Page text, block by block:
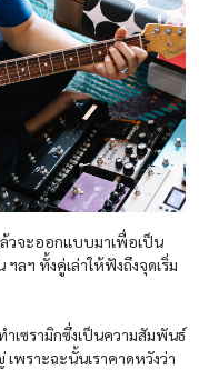
วจะออกแบบมาเพื่อเป็น
ลฯ ทั้งคู่เล่าให้ฟังถึงจุดเริ่ม
ำเซรามิกซึ่งเป็นความสัมพันธ์
ราะฉะนั้นเราคาดหวังว่า